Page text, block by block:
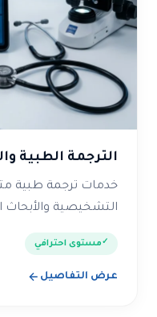
الترجمة الطبية
خدمات ترجمة طبية
التشخيصية والأبحاث
مستوى احترافي
عرض التفاصيل